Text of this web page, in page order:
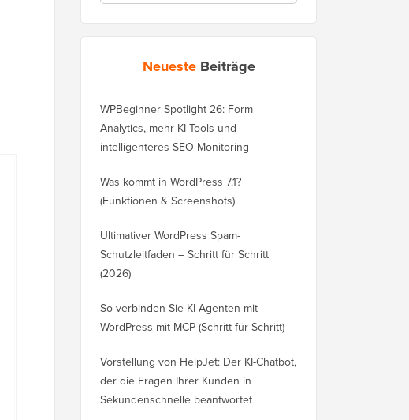
Neueste Beiträge
WPBeginner Spotlight 26: Form
Analytics, mehr KI-Tools und
intelligenteres SEO-Monitoring
Was kommt in WordPress 7.1?
(Funktionen & Screenshots)
Ultimativer WordPress Spam-
Schutzleitfaden – Schritt für Schritt
(2026)
So verbinden Sie KI-Agenten mit
WordPress mit MCP (Schritt für Schritt)
Vorstellung von HelpJet: Der KI-Chatbot,
der die Fragen Ihrer Kunden in
Sekundenschnelle beantwortet